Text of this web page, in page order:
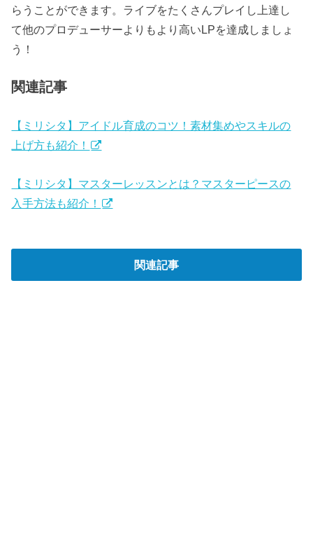
らうことができます。ライブをたくさんプレイし上達し
て他のプロデューサーよりもより高いLPを達成しましょ
う！
関連記事
【ミリシタ】アイドル育成のコツ！素材集めやスキルの
上げ方も紹介！
【ミリシタ】マスターレッスンとは？マスターピースの
入手方法も紹介！
関連記事